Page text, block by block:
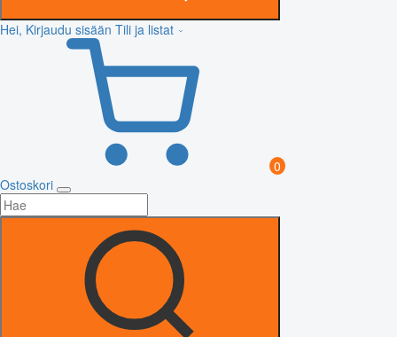
Hei, Kirjaudu sisään Tili ja listat
0
Ostoskori